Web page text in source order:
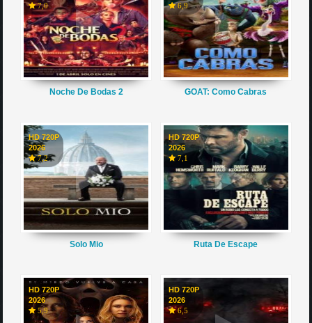
7,0
Noche De Bodas 2
6,9
GOAT: Como Cabras
HD 720P
2026
7,2
Solo Mio
HD 720P
2026
7,1
Ruta De Escape
HD 720P
2026
5,9
HD 720P
2026
6,5